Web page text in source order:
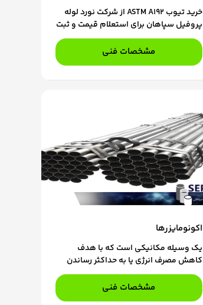
خرید تیوب ASTM A192 از شرکت نورد لوله
پروفیل سپاهان برای استعلام قیمت و ثبت
سفارش، با کارشناسان فروش ما در تماس
باشید.
مشخصات فنی
اکونومایزرها
یک وسیله مکانیکی است که با هدف
کاهش مصرف انرژی یا به حداکثر رساندن
راندمان حرارتی از طریق بازیابی گرما از جریان
داغ با پیش گرم کردن جریان خنک‌تر به کار
برده می‌شود.
مشخصات فنی